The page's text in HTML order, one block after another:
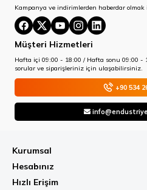
Kampanya ve indirimlerden haberdar
Müşteri Hizmetleri
Hafta içi 09:00 - 18:00 / Hafta sonu 09:00 -
sorular ve siparişleriniz için ulaşabilirsiniz.
+90 534
Kurumsal
Hesabınız
Hızlı Erişim